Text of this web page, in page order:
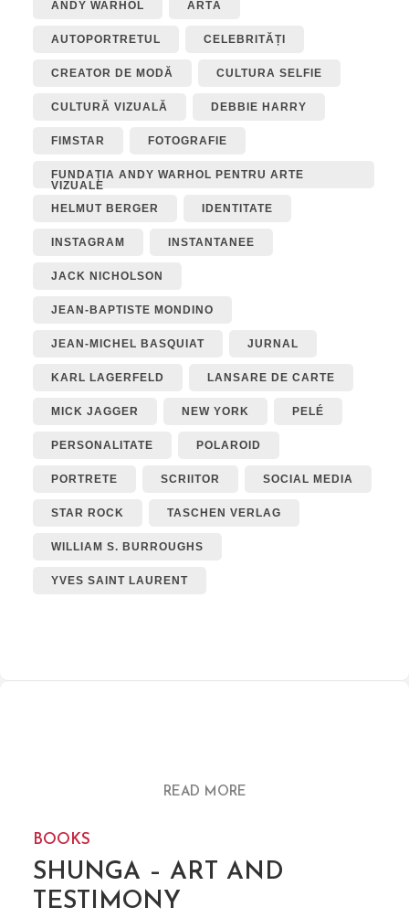
ANDY WARHOL ARTĂ
AUTOPORTRETUL CELEBRITĂȚI
CREATOR DE MODĂ CULTURA SELFIE
CULTURĂ VIZUALĂ DEBBIE HARRY
FIMSTAR FOTOGRAFIE
FUNDAȚIA ANDY WARHOL PENTRU ARTE
VIZUALE
HELMUT BERGER
IDENTITATE
INSTAGRAM INSTANTANEE
JACK NICHOLSON
JEAN-BAPTISTE MONDINO
JEAN-MICHEL BASQUIAT JURNAL
KARL LAGERFELD LANSARE DE CARTE
MICK JAGGER NEW YORK PELÉ
PERSONALITATE POLAROID
PORTRETE SCRIITOR SOCIAL MEDIA
STAR ROCK TASCHEN VERLAG
WILLIAM S. BURROUGHS
YVES SAINT LAURENT
READ MORE
BOOKS
SHUNGA – ART AND
TESTIMONY